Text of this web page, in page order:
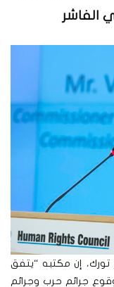
الفاشر
إن مكتبه “يتفق
جرائم حرب وجرائم